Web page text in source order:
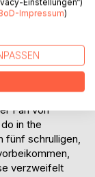
vermeintlichen
verfügen,
Fan von
in the
fünf schrulligen,
verzweifelt
Einstellungen“)
Impressum)